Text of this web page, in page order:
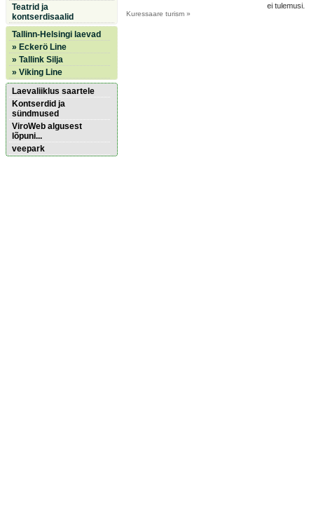
Teatrid ja
kontserdisaalid
Tallinn-Helsingi laevad
» Eckerö Line
» Tallink Silja
» Viking Line
Laevaliiklus saartele
Kontserdid ja
sündmused
ViroWeb algusest
lõpuni...
veepark
ei tulemusi.
Kuressaare turism »